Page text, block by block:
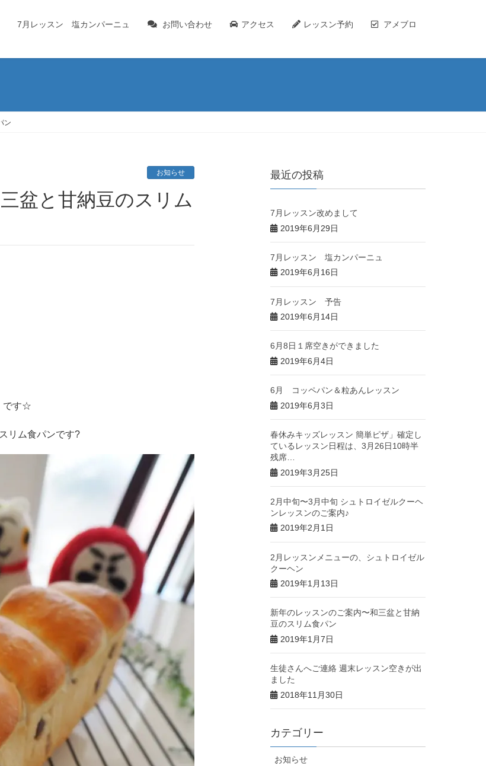
7月レッスン 塩カンパーニュ お問い合わせ アクセス レッスン予約 アメブロ
ン
お知らせ
です☆
リム食パンです?
最近の投稿
7月レッスン改めまして
2019年6月29日
7月レッスン 塩カンパーニュ
2019年6月16日
7月レッスン 予告
2019年6月14日
6月8日１席空きができました
2019年6月4日
6月 コッペパン＆粒あんレッスン
2019年6月3日
春休みキッズレッスン 簡単ピザ」確定し
ているレッスン日程は、3月26日10時半
残席…
2019年3月25日
2月中旬〜3月中旬 シュトロイゼルクーヘ
ンレッスンのご案内♪
2019年2月1日
2月レッスンメニューの、シュトロイゼル
クーヘン
2019年1月13日
新年のレッスンのご案内〜和三盆と甘納
豆のスリム食パン
2019年1月7日
生徒さんへご連絡 週末レッスン空きが出
ました
2018年11月30日
カテゴリー
お知らせ